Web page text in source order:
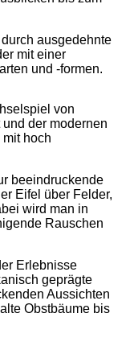
ausgedehnte
mit einer
und -formen.
von
der modernen
mit hoch
beeindruckende
Eifel über Felder,
wird man in
Rauschen
Erlebnisse
geprägte
Aussichten
Obstbäume bis